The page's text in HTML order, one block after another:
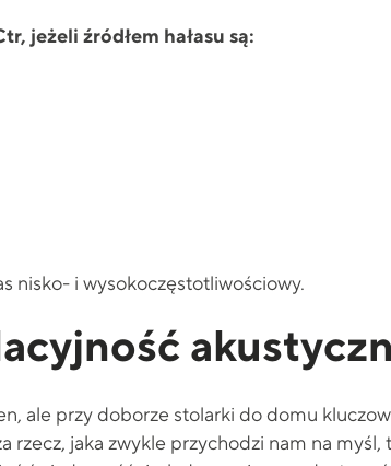
jeżeli źródłem hałasu są:
nisko- i wysokoczęstotliwościowy.
ale przy doborze stolarki do domu
rzecz, jaka zwykle przychodzi nam na